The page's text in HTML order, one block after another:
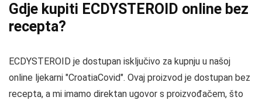
Gdje kupiti ECDYSTEROID online bez
recepta?
ECDYSTEROID je dostupan isključivo za kupnju u našoj
online ljekarni "CroatiaCovid". Ovaj proizvod je dostupan bez
recepta, a mi imamo direktan ugovor s proizvođačem, što